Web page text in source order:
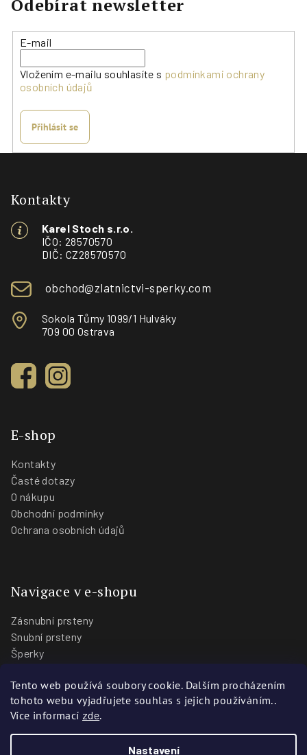
Tento web používá soubory cookie. Dalším procházením
tohoto webu vyjadřujete souhlas s jejich používáním..
Více informací zde.
Nastavení
Odebírat newsletter
E-mail
Vložením e-mailu souhlasíte s podmínkami ochrany
osobních údajů
Přihlásit se
Kontakty
Karel Stoch s.r.o.
IČO: 28570570
DIČ: CZ28570570
obchod@zlatnictvi-sperky.com
Sokola Tůmy 1099/1 Hulváky
709 00 Ostrava
E-shop
Kontakty
Časté dotazy
O nákupu
Obchodní podmínky
Ochrana osobních údajů
Navigace v e-shopu
Zásnubní prsteny
Snubní prsteny
Šperky
Blog
Prodejny